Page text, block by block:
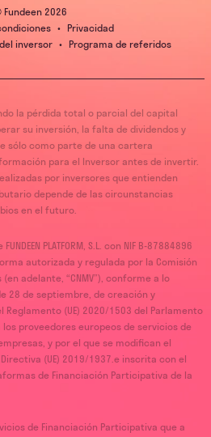
Fundeen 2026
• Privacidad
inversor • Programa de referidos
la pérdida total o parcial del capital
su inversión, la falta de dividendos y
sólo como parte de una cartera
para el Inversor antes de invertir.
por inversores que entienden
depende de las circunstancias
en el futuro.
PLATFORM, S.L. con NIF B-87884896
autorizada y regulada por la Comisión
adelante, “CNMV”), conforme a lo
28 de septiembre, de creación y
(UE) 2020/1503 del Parlamento
los proveedores europeos de servicios de
y por el que se modifican el
(UE) 2019/1937.e inscrita con el
de Financiación Participativa de la
de Financiación Participativa que a